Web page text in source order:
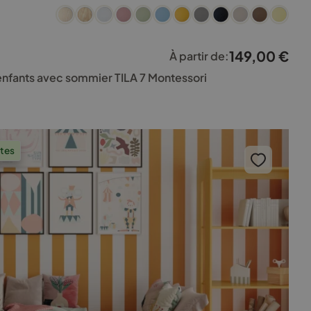
À partir de:149,00 €
avec sommier TILA 7 Montessori